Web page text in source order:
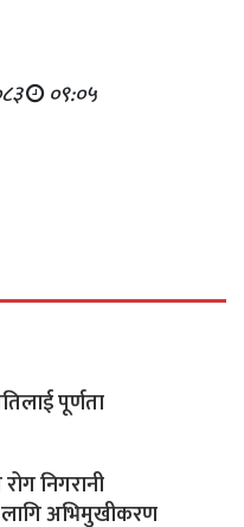
०९:०५
पूर्णता
निगरानी
लागि अभिमुखीकरण